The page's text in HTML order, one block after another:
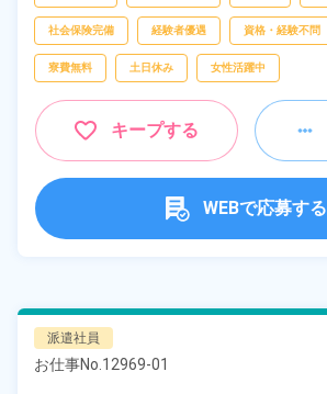
社会保険完備 経験者優遇 資格・経験不問
寮費無料 土日休み 女性活躍中
キープする
WEBで応募する
派遣社員
お仕事No. 12969-01